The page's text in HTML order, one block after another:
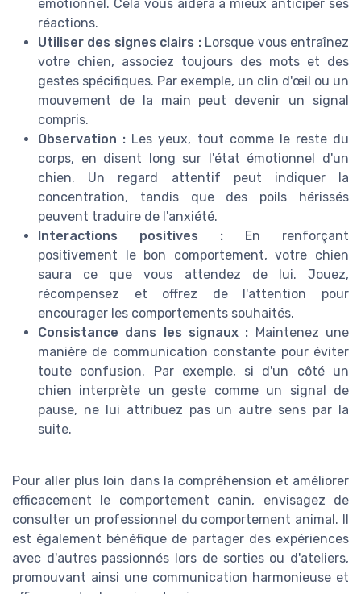
émotionnel. Cela vous aidera à mieux anticiper ses
réactions.
Utiliser des signes clairs :Lorsque vous entraînez
votre chien, associez toujours des mots et des
gestes spécifiques. Par exemple, un clin d'œil ou un
mouvement de la main peut devenir un signal
compris.
Observation : Les yeux, tout comme le reste du
corps, en disent long sur l'état émotionnel d'un
chien. Un regard attentif peut indiquer la
concentration, tandis que des poils hérissés
peuvent traduire de l'anxiété.
Interactions positives : En renforçant
positivement le bon comportement, votre chien
saura ce que vous attendez de lui. Jouez,
récompensez et offrez de l'attention pour
encourager les comportements souhaités.
Consistance dans les signaux : Maintenez une
manière de communication constante pour éviter
toute confusion. Par exemple, si d'un côté un
chien interprète un geste comme un signal de
pause, ne lui attribuez pas un autre sens par la
suite.
Pour aller plus loin dans la compréhension et améliorer
efficacement le comportement canin, envisagez de
consulter un professionnel du comportement animal. Il
est également bénéfique de partager des expériences
avec d'autres passionnés lors de sorties ou d'ateliers,
promouvant ainsi une communication harmonieuse et